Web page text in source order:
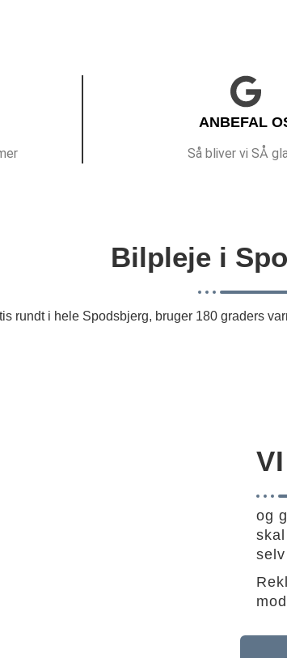
ANBEFAL
Så bliver vi SÅ
Bilpleje i
rundt i hele Spodsbjerg, bruger 180 graders
og